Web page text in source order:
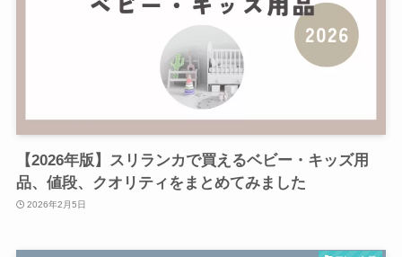
【2026年版】スリランカで買えるベビー・キッズ用
品、値段、クオリティをまとめてみました
2026年2月5日